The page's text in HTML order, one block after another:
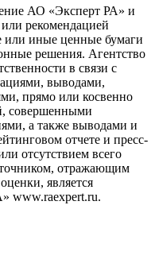
АО «Эксперт РА» и
рекомендацией
или иные ценные бумаги
решения. Агентство
в связи с
выводами,
прямо или косвенно
совершенными
а также выводами и
отчете и пресс-
отсутствием всего
отражающим
является
www.raexpert.ru.